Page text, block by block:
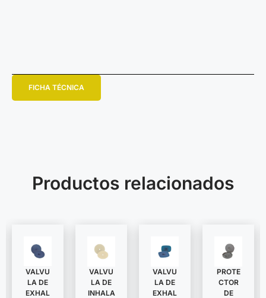
FICHA TÉCNICA
Productos relacionados
VALVU
LA DE
EXHAL
VALVU
LA DE
INHALA
VALVU
LA DE
EXHAL
PROTE
CTOR
DE